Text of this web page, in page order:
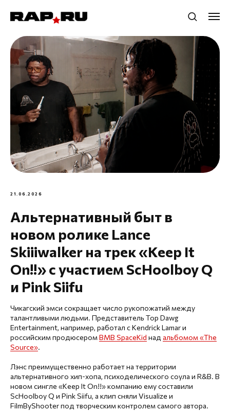
21.06.2026
Альтернативный быт в
новом ролике Lance
Skiiiwalker на трек «Keep It
On!!» с участием ScHoolboy Q
и Pink Siifu
Чикагский эмси сокращает число рукопожатий между
талантливыми людьми. Представитель Top Dawg
Entertainment, например, работал с Kendrick Lamar и
российским продюсеромBMB SpaceKid над альбомом «The
Source».
Лэнс преимущественно работает на территории
альтернативного хип-хопа, психоделического соула и R&B. В
новом сингле «Keep It On!!» компанию ему составили
ScHoolboy Q и Pink Siifu, а клип сняли Visualize и
FilmByShooter под творческим контролем самого автора.